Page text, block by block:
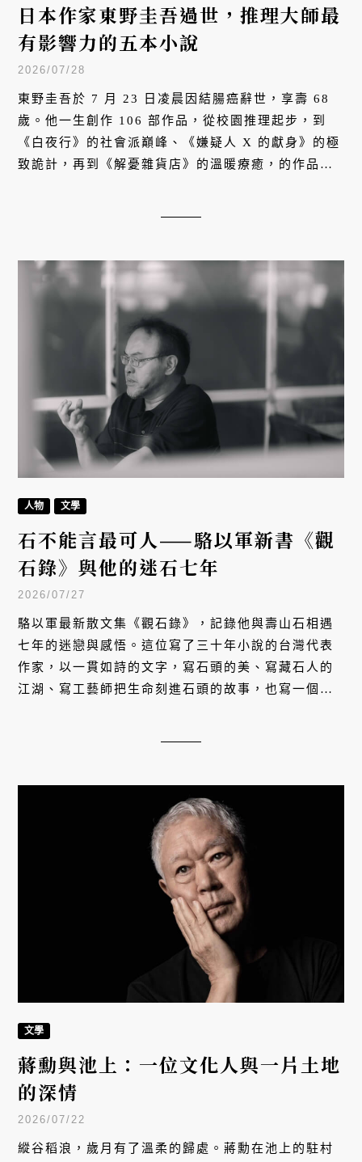
日本作家東野圭吾過世，推理大師最
有影響力的五本小說
2026/07/28
東野圭吾於 7 月 23 日凌晨因結腸癌辭世，享壽 68
歲。他一生創作 106 部作品，從校園推理起步，到
《白夜行》的社會派巔峰、《嫌疑人 X 的獻身》的極
致詭計，再到《解憂雜貨店》的溫暖療癒，的作品全
人物 文學
石不能言最可人——駱以軍新書《觀
石錄》與他的迷石七年
2026/07/27
駱以軍最新散文集《觀石錄》，記錄他與壽山石相遇
七年的迷戀與感悟。這位寫了三十年小說的台灣代表
作家，以一貫如詩的文字，寫石頭的美、寫藏石人的
江湖、寫工藝師把生命刻進石頭的故事，也寫一個文
文學
蔣勳與池上：一位文化人與一片土地
的深情
2026/07/22
縱谷稻浪，歲月有了溫柔的歸處。蔣勳在池上的駐村